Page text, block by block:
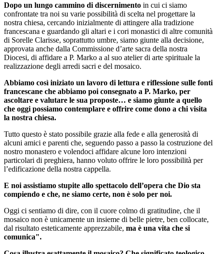
Dopo un lungo cammino di discernimento in cui ci siamo
confrontate tra noi su varie possibilità di scelta nel progettare la
nostra chiesa, cercando inizialmente di attingere alla tradizione
francescana e guardando gli altari e i cori monastici di altre comunità
di Sorelle Clarisse, soprattutto umbre, siamo giunte alla decisione,
approvata anche dalla Commissione d’arte sacra della nostra
Diocesi, di affidare a P. Marko a al suo atelier di arte spirituale la
realizzazione degli arredi sacri e del mosaico.
Abbiamo così iniziato un lavoro di lettura e riflessione sulle fonti
francescane che abbiamo poi consegnato a P. Marko, per
ascoltare e valutare le sua proposte… e siamo giunte a quello
che oggi possiamo contemplare e offrire come dono a chi visita
la nostra chiesa.
Tutto questo è stato possibile grazie alla fede e alla generosità di
alcuni amici e parenti che, seguendo passo a passo la costruzione del
nostro monastero e volendoci affidare alcune loro intenzioni
particolari di preghiera, hanno voluto offrire le loro possibilità per
l’edificazione della nostra cappella.
E noi assistiamo stupite allo spettacolo dell’opera che Dio sta
compiendo e che, ne siamo certe, non è solo per noi.
Oggi ci sentiamo di dire, con il cuore colmo di gratitudine, che il
mosaico non è unicamente un insieme di belle pietre, ben collocate,
dal risultato esteticamente apprezzabile, ma è una vita che si
comunica".